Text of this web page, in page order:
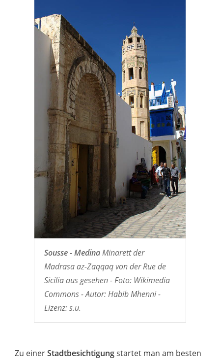
Sousse - MedinaMinarett der
Madrasa az-Zaqqaq von der Rue de
Sicilia aus gesehen - Foto: Wikimedia
Commons - Autor: Habib Mhenni -
Lizenz: s.u.
Zu einerStadtbesichtigungstartet man am besten